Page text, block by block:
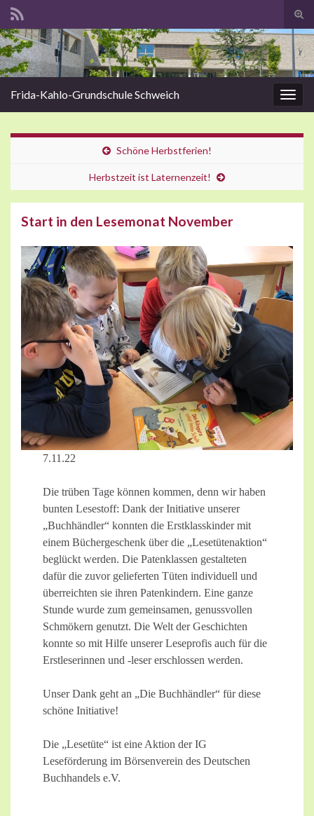
Search for:
Frida-Kahlo-Grundschule Schweich
Schöne Herbstferien!
Herbstzeit ist Laternenzeit!
Start in den Lesemonat November
7.11.22
Die trüben Tage können kommen, denn wir haben
bunten Lesestoff: Dank der Initiative unserer
„Buchhändler“ konnten die Erstklasskinder mit
einem Büchergeschenk über die „Lesetütenaktion“
beglückt werden. Die Patenklassen gestalteten
dafür die zuvor gelieferten Tüten individuell und
überreichten sie ihren Patenkindern. Eine ganze
Stunde wurde zum gemeinsamen, genussvollen
Schmökern genutzt. Die Welt der Geschichten
konnte so mit Hilfe unserer Leseprofis auch für die
Erstleserinnen und -leser erschlossen werden.
Unser Dank geht an „Die Buchhändler“ für diese
schöne Initiative!
Die „Lesetüte“ ist eine Aktion der IG
Leseförderung im Börsenverein des Deutschen
Buchhandels e.V.